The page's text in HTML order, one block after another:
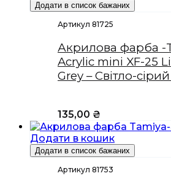
Додати в список бажаних
Артикул 81725
Акрилова фарба -
Acrylic mini XF-25
Grey – Світло-
135,00 ₴
Додати в кошик
Додати в список бажаних
Артикул 81753